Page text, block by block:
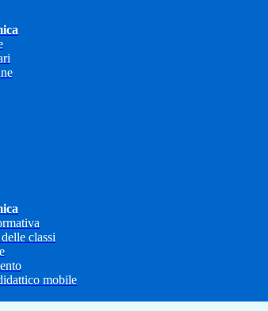
classi
mobile